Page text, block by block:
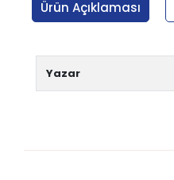
Ürün Açıklaması
Yazar